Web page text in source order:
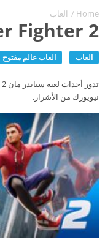
Home
/ العاب
Fighter 2
العاب العاب عالم مفتوح
نيويورك من الأشرار.